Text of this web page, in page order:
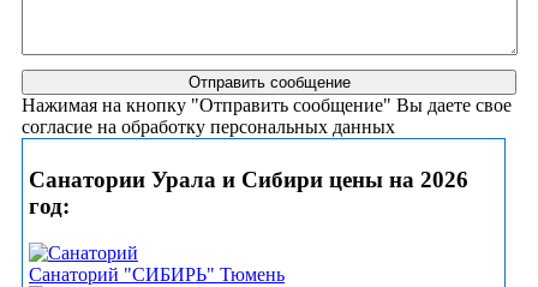
Нажимая на кнопку "Отправить сообщение" Вы даете свое
согласие на обработку персональных данных
Санатории Урала и Сибири цены на 2026
год:
Санаторий "СИБИРЬ" Тюмень